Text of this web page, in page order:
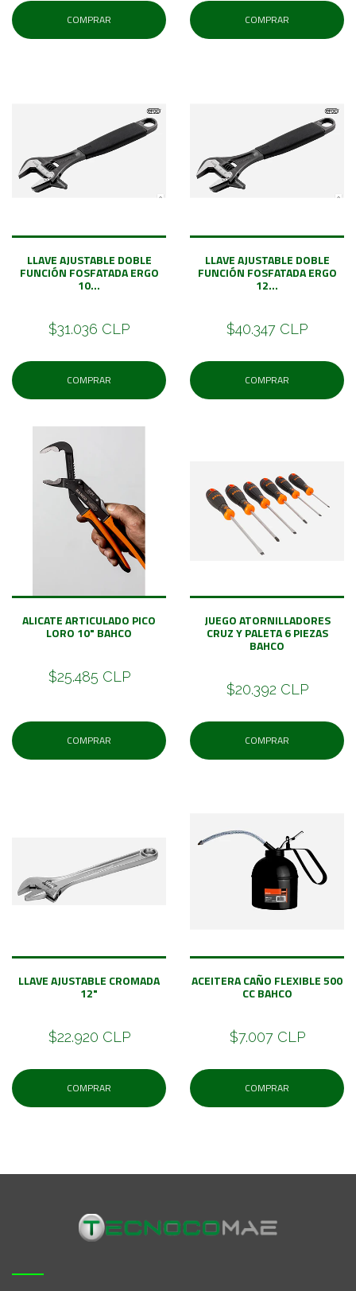
COMPRAR COMPRAR
LLAVE AJUSTABLE DOBLE
FUNCIÓN FOSFATADA ERGO
10...
$31.036 CLP
COMPRAR
LLAVE AJUSTABLE DOBLE
FUNCIÓN FOSFATADA ERGO
12...
$40.347 CLP
COMPRAR
ALICATE ARTICULADO PICO
LORO 10" BAHCO
$25.485 CLP
COMPRAR
JUEGO ATORNILLADORES
CRUZ Y PALETA 6 PIEZAS
BAHCO
$20.392 CLP
COMPRAR
LLAVE AJUSTABLE CROMADA
12"
$22.920 CLP
COMPRAR
ACEITERA CAÑO FLEXIBLE 500
CC BAHCO
$7.007 CLP
COMPRAR